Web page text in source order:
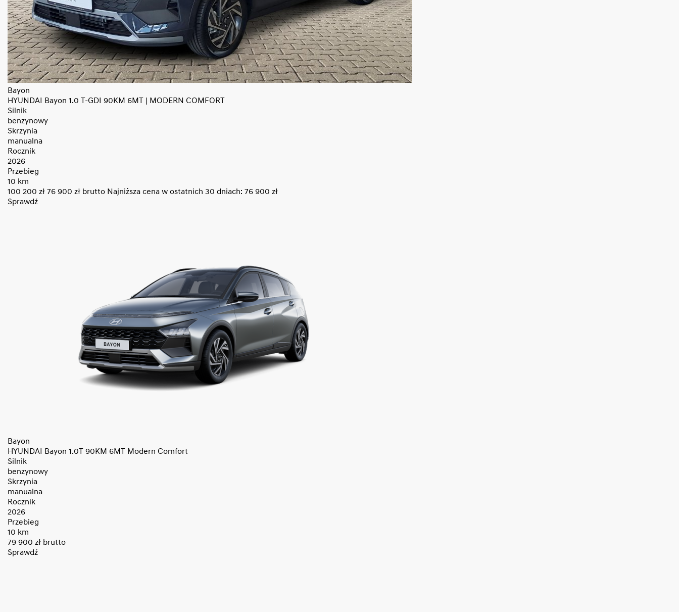
Bayon
HYUNDAI Bayon 1.0 T-GDI 90KM 6MT | MODERN COMFORT
Silnik
benzynowy
Skrzynia
manualna
Rocznik
2026
Przebieg
10 km
100 200 zł 76 900 zł brutto Najniższa cena w ostatnich 30 dniach: 76 900 zł
Sprawdź
Bayon
HYUNDAI Bayon 1.0T 90KM 6MT Modern Comfort
Silnik
benzynowy
Skrzynia
manualna
Rocznik
2026
Przebieg
10 km
79 900 zł brutto
Sprawdź